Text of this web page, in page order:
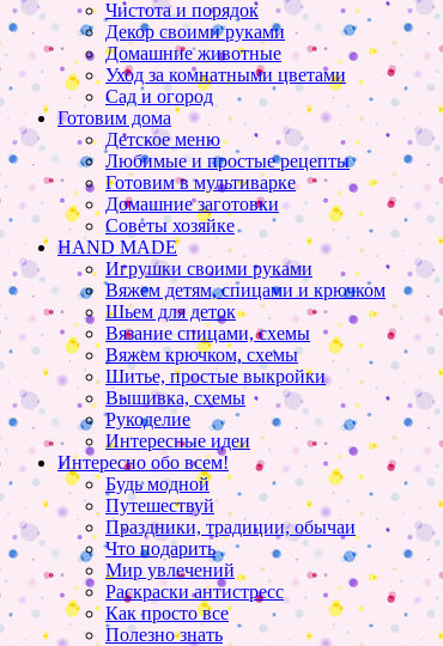
Чистота и порядок
Декор своими руками
Домашние животные
Уход за комнатными цветами
Сад и огород
Готовим дома
Детское меню
Любимые и простые рецепты
Готовим в мультиварке
Домашние заготовки
Советы хозяйке
HAND MADE
Игрушки своими руками
Вяжем детям, спицами и крючком
Шьем для деток
Вязание спицами, схемы
Вяжем крючком, схемы
Шитье, простые выкройки
Вышивка, схемы
Рукоделие
Интересные идеи
Интересно обо всем!
Будь модной
Путешествуй
Праздники, традиции, обычаи
Что подарить
Мир увлечений
Раскраски антистресс
Как просто все
Полезно знать